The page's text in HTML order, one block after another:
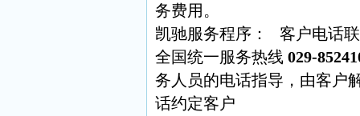
务费用。
凯驰服务程序： 客户电话
全国统一服务热线 029-
务人员的电话指导，由客户
话约定客户